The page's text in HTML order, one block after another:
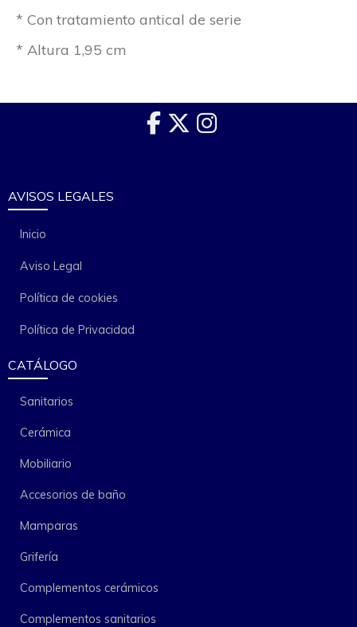
* Con tratamiento antical de serie
* Altura 1,95 cm
AVISOS LEGALES
Inicio
Aviso Legal
Política de cookies
Política de Privacidad
CATÁLOGO
Sanitarios
Cerámica
Mobiliario
Accesorios de baño
Mamparas
Grifería
Complementos cerámicos
Complementos sanitarios